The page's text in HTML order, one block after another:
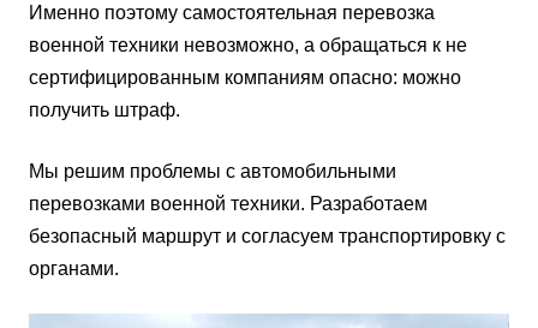
Именно поэтому самостоятельная перевозка
военной техники невозможно, а обращаться к не
сертифицированным компаниям опасно: можно
получить штраф.
Мы решим проблемы с автомобильными
перевозками военной техники. Разработаем
безопасный маршрут и согласуем транспортировку с
органами.